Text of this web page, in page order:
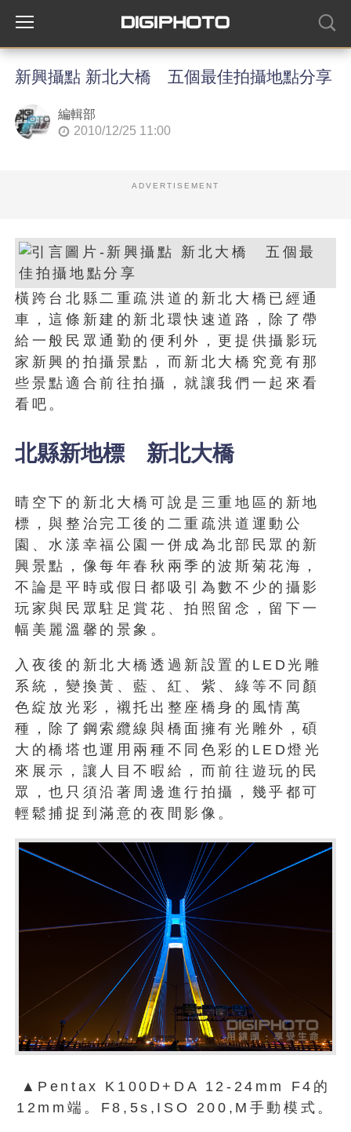
新興攝點 新北大橋 五個最佳拍攝地點分享
編輯部
2010/12/25 11:00
ADVERTISEMENT
橫跨台北縣二重疏洪道的新北大橋已經通
車，這條新建的新北環快速道路，除了帶
給一般民眾通勤的便利外，更提供攝影玩
家新興的拍攝景點，而新北大橋究竟有那
些景點適合前往拍攝，就讓我們一起來看
看吧。
北縣新地標 新北大橋
晴空下的新北大橋可說是三重地區的新地
標，與整治完工後的二重疏洪道運動公
園、水漾幸福公園一併成為北部民眾的新
興景點，像每年春秋兩季的波斯菊花海，
不論是平時或假日都吸引為數不少的攝影
玩家與民眾駐足賞花、拍照留念，留下一
幅美麗溫馨的景象。
入夜後的新北大橋透過新設置的LED光雕
系統，變換黃、藍、紅、紫、綠等不同顏
色綻放光彩，襯托出整座橋身的風情萬
種，除了鋼索纜線與橋面擁有光雕外，碩
大的橋塔也運用兩種不同色彩的LED燈光
來展示，讓人目不暇給，而前往遊玩的民
眾，也只須沿著周邊進行拍攝，幾乎都可
輕鬆捕捉到滿意的夜間影像。
▲Pentax K100D+DA 12-24mm F4的
12mm端。F8,5s,ISO 200,M手動模式。